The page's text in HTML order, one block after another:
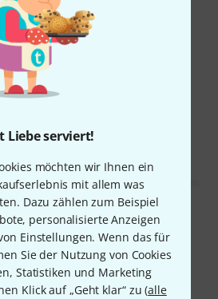
Liebe serviert!
möchten wir Ihnen ein
mit allem was
Dazu zählen zum Beispiel
personalisierte Anzeigen
Einstellungen. Wenn das für
Sie der Nutzung von Cookies
Statistiken und Marketing
Klick auf „Geht klar“ zu (alle
und quietschend wackelnder
zurück. Es war aber
Es ist eher etwas leise, brauch
vom Vorverstärker. Es klingt sehr,
"unaufregend",
es bei mir nicht funktioniert
29.01.2024